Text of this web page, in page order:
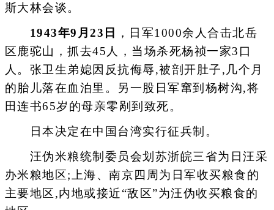
斯大林会谈。
1943年9月23日
，日军1000余人合击北岳
区鹿驼山，抓去45人，当场杀死杨祯一家3口
人。张卫生弟媳因反抗侮辱,被剖开肚子,几个月
的胎儿落在血泊里。另一股日军窜到杨树沟,将
田连书65岁的母亲零剐到致死。
日本决定在中国台湾实行征兵制。
汪伪米粮统制委员会划苏浙皖三省为日汪采
办米粮地区;上海、南京四周为日军收买粮食的
主要地区,内地或接近“敌区”为汪伪收买粮食的